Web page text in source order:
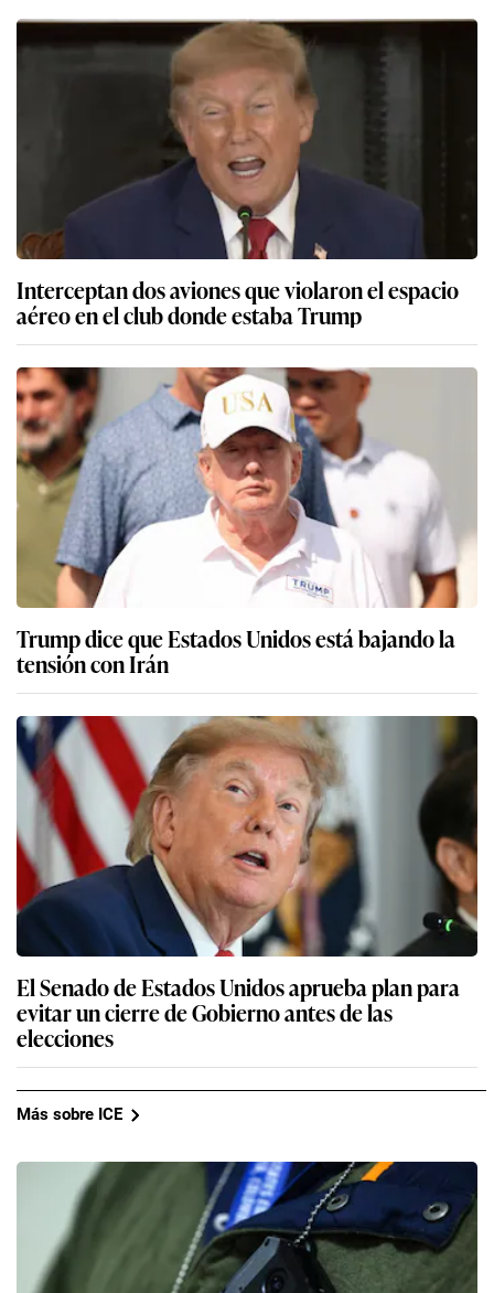
Interceptan dos aviones que violaron el espacio
aéreo en el club donde estaba Trump
Trump dice que Estados Unidos está bajando la
tensión con Irán
El Senado de Estados Unidos aprueba plan para
evitar un cierre de Gobierno antes de las
elecciones
Más sobre ICE